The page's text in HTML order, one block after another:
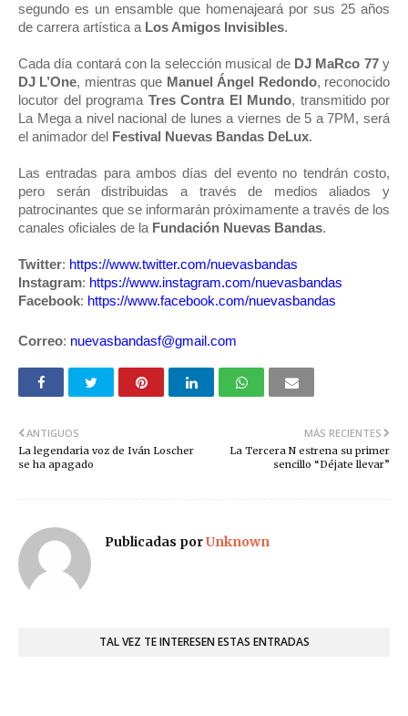
segundo es un ensamble que homenajeará por sus 25 años
de carrera artística a Los Amigos Invisibles.
Cada día contará con la selección musical de DJ MaRco 77y
DJ L’One, mientras que Manuel Ángel Redondo, reconocido
locutor del programa Tres Contra El Mundo, transmitido por
La Mega a nivel nacional de lunes a viernes de 5 a 7PM, será
el animador del Festival Nuevas Bandas DeLux.
Las entradas para ambos días del evento no tendrán costo,
pero serán distribuidas a través de medios aliados y
patrocinantes que se informarán próximamente a través de los
canales oficiales de la Fundación Nuevas Bandas.
Twitter: https://www.twitter.com/nuevasbandas
Instagram: https://www.instagram.com/nuevasbandas
Facebook: https://www.facebook.com/nuevasbandas
Correo: nuevasbandasf@gmail.com
MÁS RECIENTES
La Tercera N estrena su primer
sencillo “Déjate llevar”
ANTIGUOS
La legendaria voz de Iván Loscher
se ha apagado
Publicadas porUnknown
TAL VEZ TE INTERESEN ESTAS ENTRADAS